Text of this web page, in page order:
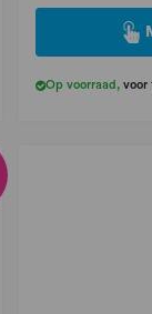
Op voorraad ,voor